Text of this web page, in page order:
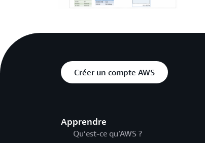
Créer un compte AWS
Apprendre
Qu’est-ce qu’AWS ?